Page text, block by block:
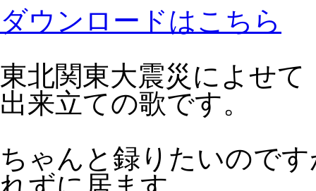
ダウンロードはこちら
東北関東大震災によせて
出来立ての歌です。
ちゃんと録りたいので